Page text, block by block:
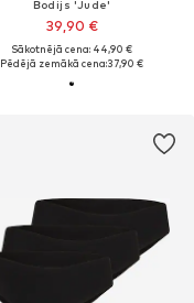
Bodijs 'Jude'
39,90 €
Sākotnējā cena: 44,90 €
Pēdējā zemākā cena:37,90 €